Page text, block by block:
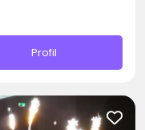
Profil